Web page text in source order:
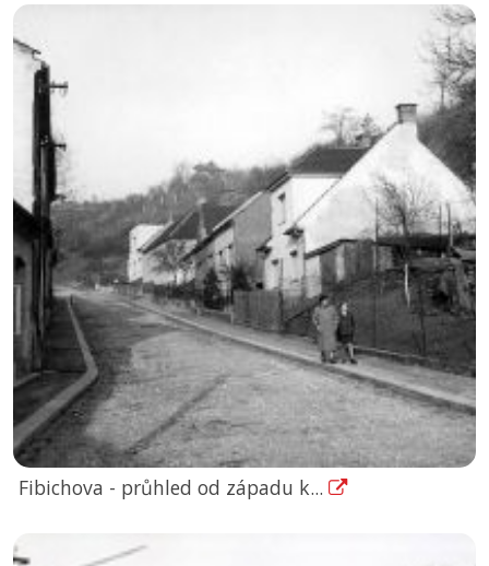
Fibichova - průhled od západu k...